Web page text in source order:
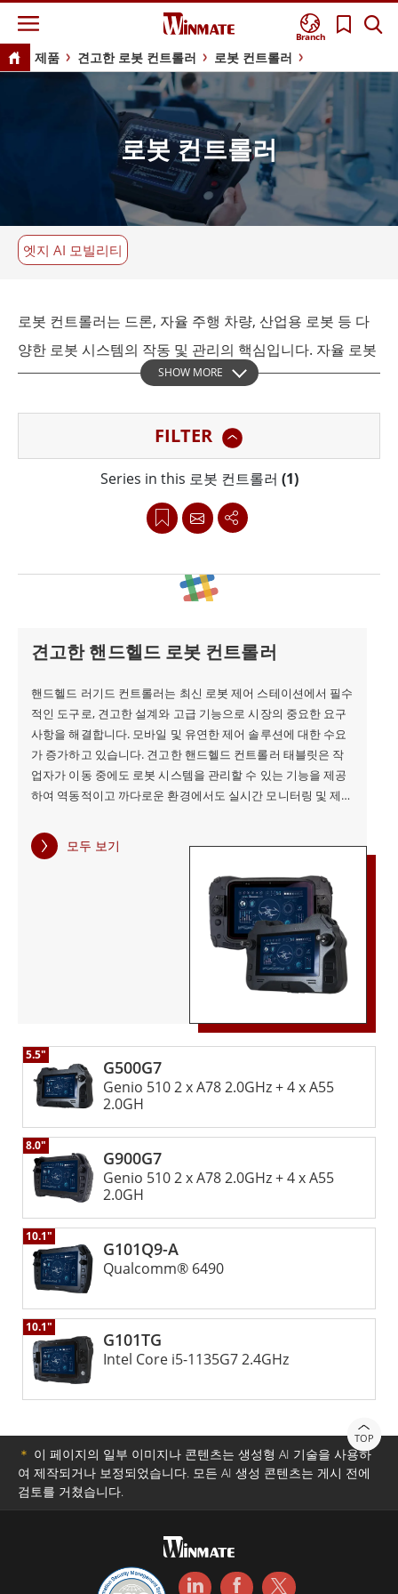
Branch
제품 견고한 로봇 컨트롤러 로봇 컨트롤러
로봇 컨트롤러
엣지 AI 모빌리티
로봇 컨트롤러는 드론, 자율 주행 차량, 산업용 로봇 등 다
양한 로봇 시스템의 작동 및 관리의 핵심입니다. 자율 로봇
과 협동 로봇(코봇)의 배치가 증가함에 따라 복잡한 상호
수 있는 고급 제어 스테이션이 필요합니다.
윈메이트는 로봇 산업에 특화된 고급 로봇 컨트롤러를 개
발하는 데 앞장서 왔습니다. 최첨단 기술과 업계 요구사항
리케이션의 고유한 요구사항을 충족하는 강력한 솔루션을
개발해 왔습니다. Winmate의 로봇 컨트롤러는 열악한 산
한의 온도에 견딜 수 있도록 설계되어 까다로운 조건에서
도 안정적인 작동을 보장합니다.
첨단 로봇 컨트롤러의 개발은 산업 자동화 분야의 중요한
발전을 의미합니다. 최첨단 기술을 통합하고 내구성과 신
뢰성을 보장하며 이동성과 사용자 친화적인 디자인에 중점
을 둔 이 제어 스테이션은 최신 로봇 애플리케이션의 까다
로운 요구 사항을 충족하는 포괄적인 솔루션을 제공합니
SHOW MORE
FILTER
Series in this 로봇 컨트롤러 (1)
견고한 핸드헬드 로봇 컨트롤러
핸드헬드 러기드 컨트롤러는 최신 로봇 제어 스테이션에서 필수
적인 도구로, 견고한 설계와 고급 기능으로 시장의 중요한 요구
사항을 해결합니다. 모바일 및 유연한 제어 솔루션에 대한 수요
가 증가하고 있습니다. 견고한 핸드헬드 컨트롤러 태블릿은 작
업자가 이동 중에도 로봇 시스템을 관리할 수 있는 기능을 제공
하여 역동적이고 까다로운 환경에서도 실시간 모니터링 및 제어
러는 터치스크린, 사용자 지정 가능한 컨트롤, 인체공학적 디자
인을 갖춘 사용자 친화적인 인터페이스를 갖추고 있습니다. 사
용자 지정 가능한 조이스틱과 토글 스위치를 통해 직관적인 사
용성을 우선시하는 Winmate는 학습 곡선을 최소화하는 동시에
운영 효율과 유지보수를 최적화합니다. 이러한 기능은 작동 중
오류를 총체적으로 줄여 다양한 산업 환경에서 원활하고 안정적
모두 보기
G500G7
5.5"
Genio 510 2 x A78 2.0GHz + 4 x A55
2.0GH
G900G7
8.0"
Genio 510 2 x A78 2.0GHz + 4 x A55
2.0GH
G101Q9-A
10.1"
Qualcomm® 6490
G101TG
10.1"
Intel Core i5-​1135G7 2.4GHz
TOP
＊ 이 페이지의 일부 이미지나 콘텐츠는 생성형 AI 기술을 사용하
여 제작되거나 보정되었습니다. 모든 AI 생성 콘텐츠는 게시 전에
검토를 거쳤습니다.